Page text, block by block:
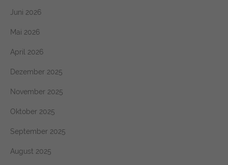
Juni 2026
Mai 2026
April 2026
Dezember 2025
November 2025
Oktober 2025
September 2025
August 2025